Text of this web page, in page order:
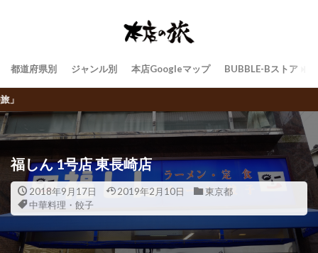
都道府県別 ジャンル別 本店Googleマップ BUBBLE-Bストア
福しん 1号店 東長崎店
2018年9月17日 2019年2月10日
東京都
中華料理・餃子